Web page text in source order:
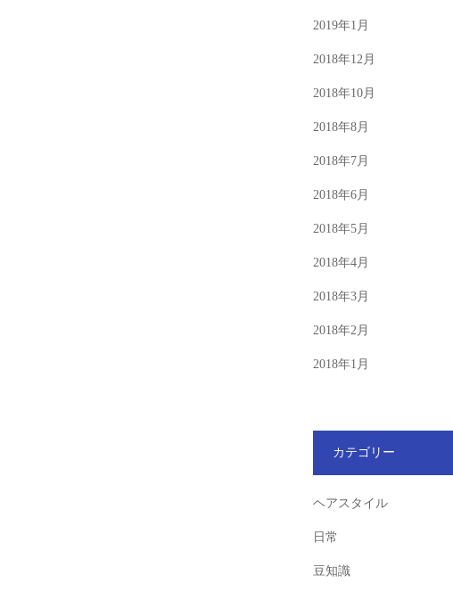
2019年1月
2018年12月
2018年10月
2018年8月
2018年7月
2018年6月
2018年5月
2018年4月
2018年3月
2018年2月
2018年1月
カテゴリー
ヘアスタイル
日常
豆知識